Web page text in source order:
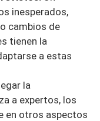
inesperados,
cambios de
tienen la
a estas
la
a expertos, los
en otros aspectos